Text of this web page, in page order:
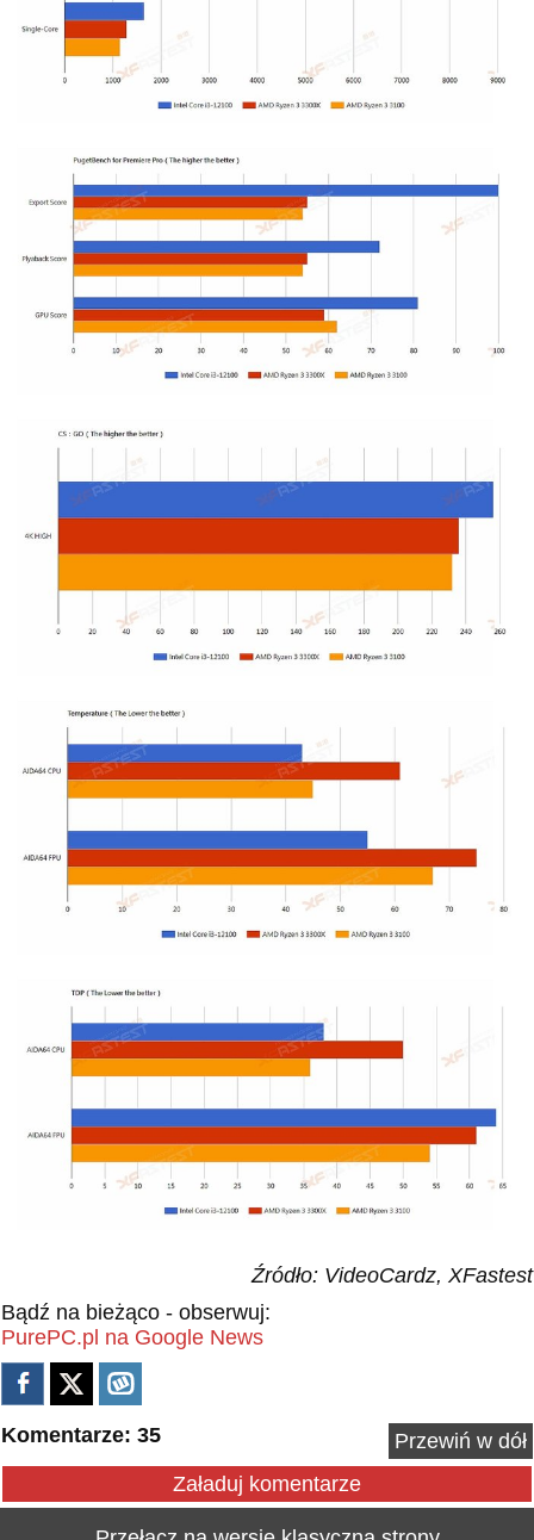
Źródło: VideoCardz, XFastest
Bądź na bieżąco - obserwuj:
PurePC.pl na Google News
Komentarze: 35
Przewiń w dół
Załaduj komentarze